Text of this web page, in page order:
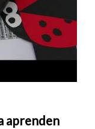
aprenden